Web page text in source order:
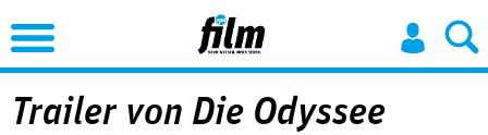
Jump to Navigation
Trailer von Die Odyssee